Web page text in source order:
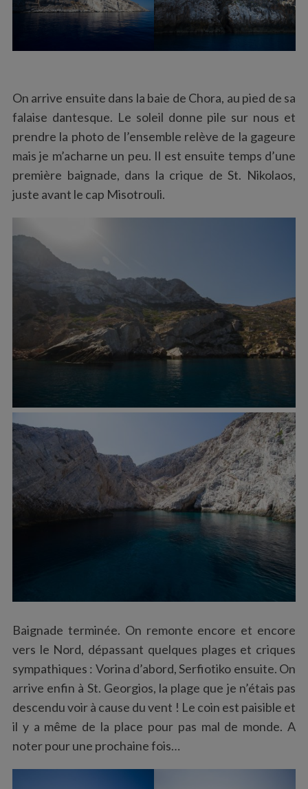
On arrive ensuite dans la baie de Chora, au pied de sa
falaise dantesque. Le soleil donne pile sur nous et
prendre la photo de l’ensemble relève de la gageure
mais je m’acharne un peu. Il est ensuite temps d’une
première baignade, dans la crique de St. Nikolaos,
juste avant le cap Misotrouli.
Baignade terminée. On remonte encore et encore
vers le Nord, dépassant quelques plages et criques
sympathiques : Vorina d’abord, Serfiotiko ensuite. On
arrive enfin à St. Georgios, la plage que je n’étais pas
descendu voir à cause du vent ! Le coin est paisible et
il y a même de la place pour pas mal de monde. A
noter pour une prochaine fois…